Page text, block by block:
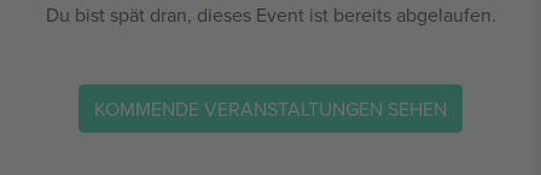
Du bist spät dran, dieses Event ist bereits abgelaufen.
KOMMENDE VERANSTALTUNGEN SEHEN